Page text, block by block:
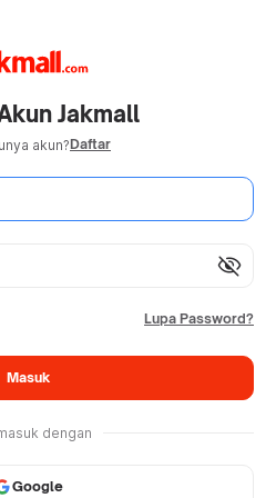
Jakmall
akun?Daftar
visibility_off
Lupa Password?
Masuk
dengan
Google